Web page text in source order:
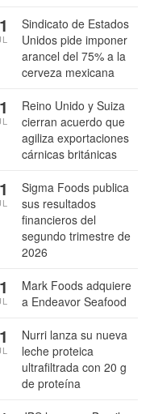
Sindicato de Estados
Unidos pide imponer
arancel del 75% a la
cerveza mexicana
Reino Unido y Suiza
cierran acuerdo que
agiliza exportaciones
cárnicas británicas
Sigma Foods publica
sus resultados
financieros del
segundo trimestre de
2026
Mark Foods adquiere
a Endeavor Seafood
Nurri lanza su nueva
leche proteica
ultrafiltrada con 20 g
de proteína